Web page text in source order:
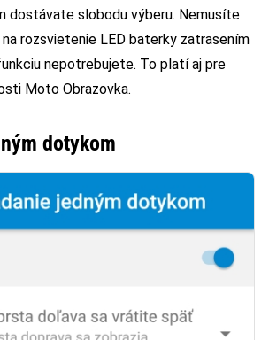
dostávate slobodu výberu. Nemusíte
rozsvietenie LED baterky zatrasením
nepotrebujete. To platí aj pre
Moto Obrazovka.
dotykom